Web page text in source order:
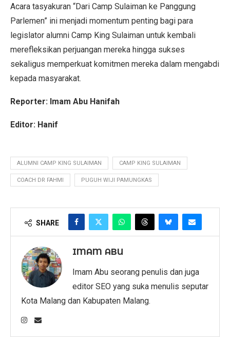
Acara tasyakuran “Dari Camp Sulaiman ke Panggung
Parlemen” ini menjadi momentum penting bagi para
legislator alumni Camp King Sulaiman untuk kembali
merefleksikan perjuangan mereka hingga sukses
sekaligus memperkuat komitmen mereka dalam mengabdi
kepada masyarakat.
Reporter: Imam Abu Hanifah
Editor: Hanif
ALUMNI CAMP KING SULAIMAN CAMP KING SULAIMAN
COACH DR FAHMI PUGUH WIJI PAMUNGKAS
SHARE
IMAM ABU
Imam Abu seorang penulis dan juga
editor SEO yang suka menulis seputar
Kota Malang dan Kabupaten Malang.